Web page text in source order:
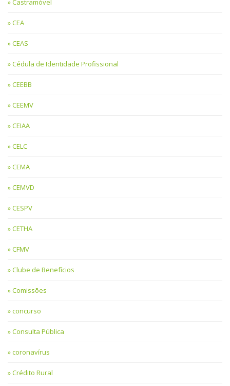
CEA
CEAS
Cédula de Identidade Profissional
CEEBB
CEEMV
CEIAA
CELC
CEMA
CEMVD
CESPV
CETHA
CFMV
Clube de Benefícios
Comissões
concurso
Consulta Pública
coronavírus
Crédito Rural